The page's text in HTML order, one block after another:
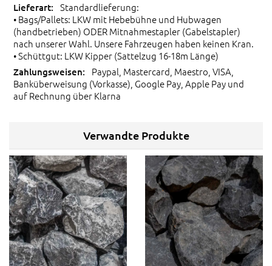
Standardlieferung:
• Bags/Pallets: LKW mit Hebebühne und Hubwagen
(handbetrieben) ODER Mitnahmestapler (Gabelstapler)
nach unserer Wahl. Unsere Fahrzeugen haben keinen Kran.
• Schüttgut: LKW Kipper (Sattelzug 16-18m Länge)
Paypal, Mastercard, Maestro, VISA,
Banküberweisung (Vorkasse), Google Pay, Apple Pay und
auf Rechnung über Klarna
Verwandte Produkte